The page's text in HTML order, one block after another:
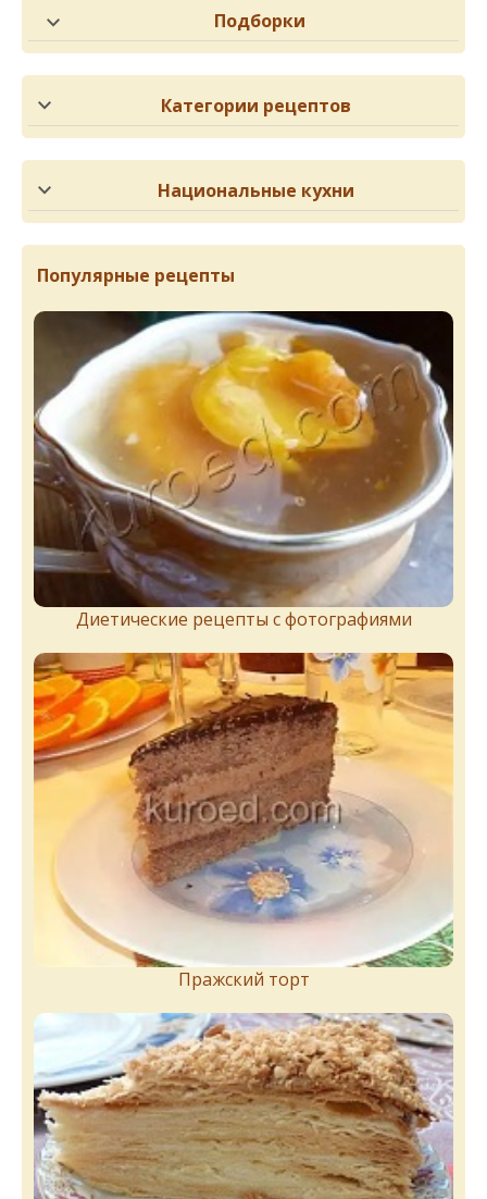
Подборки
Категории рецептов
Национальные кухни
Популярные рецепты
Диетические рецепты с фотографиями
Пражский торт